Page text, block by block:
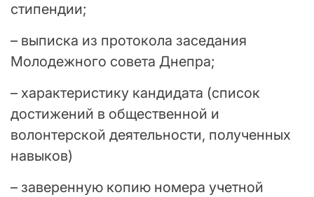
стипендии;
– выписка из протокола заседания
Молодежного совета Днепра;
– характеристику кандидата (список
достижений в общественной и
волонтерской деятельности, полученных
навыков)
– заверенную копию номера учетной